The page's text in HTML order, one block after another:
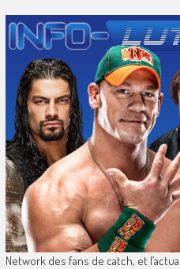
Network des fans de catch, et